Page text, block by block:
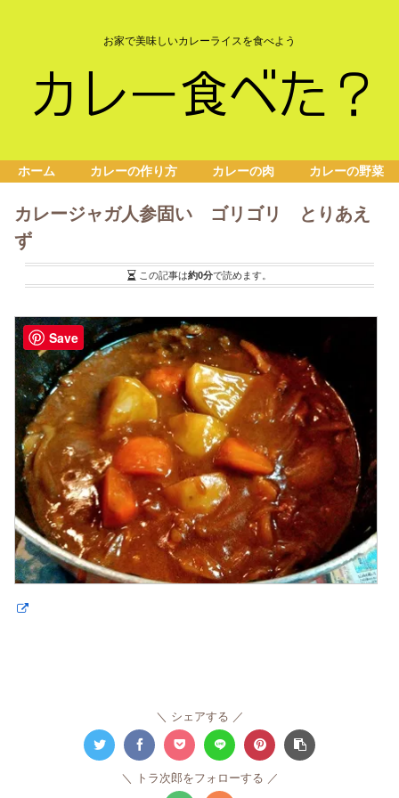
お家で美味しいカレーライスを食べよう
ホーム カレーの作り方 カレーの肉 カレーの野菜
カレージャガ人参固い ゴリゴリ とりあえ
ず
この記事は約0分で読めます。
シェアする
トラ次郎をフォローする
Save